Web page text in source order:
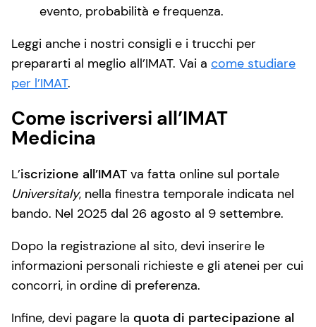
evento, probabilità e frequenza.
Leggi anche i nostri consigli e i trucchi per
prepararti al meglio all’IMAT. Vai a come studiare
per l’IMAT.
Come iscriversi all’IMAT
Medicina
L’iscrizione all’IMAT va fatta online sul portale
Universitaly, nella finestra temporale indicata nel
bando. Nel 2025 dal 26 agosto al 9 settembre.
Dopo la registrazione al sito, devi inserire le
informazioni personali richieste e gli atenei per cui
concorri, in ordine di preferenza.
Infine, devi pagare la quota di partecipazione al